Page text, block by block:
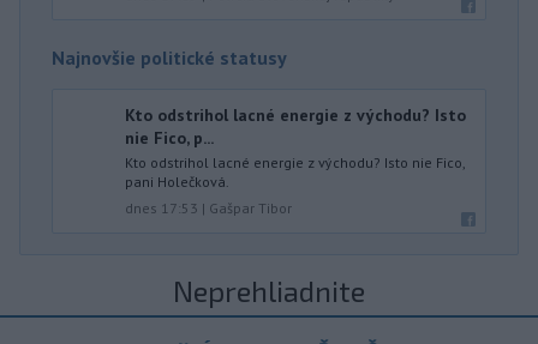
Najnovšie politické statusy
Kto odstrihol lacné energie z východu? Isto
nie Fico, p...
Kto odstrihol lacné energie z východu? Isto nie Fico,
pani Holečková.
dnes 17:53 | Gašpar Tibor
Neprehliadnite